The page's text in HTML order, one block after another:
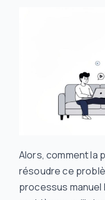
Alors, comment la
résoudre ce
processus manuel